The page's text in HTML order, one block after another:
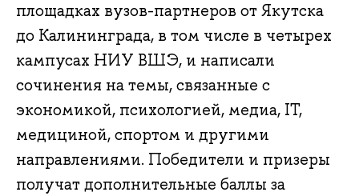
площадках вузов-партнеров от Якутска
до Калининграда, в том числе в четырех
кампусах НИУ ВШЭ, и написали
сочинения на темы, связанные с
экономикой, психологией, медиа, IT,
медициной, спортом и другими
направлениями. Победители и призеры
получат дополнительные баллы за